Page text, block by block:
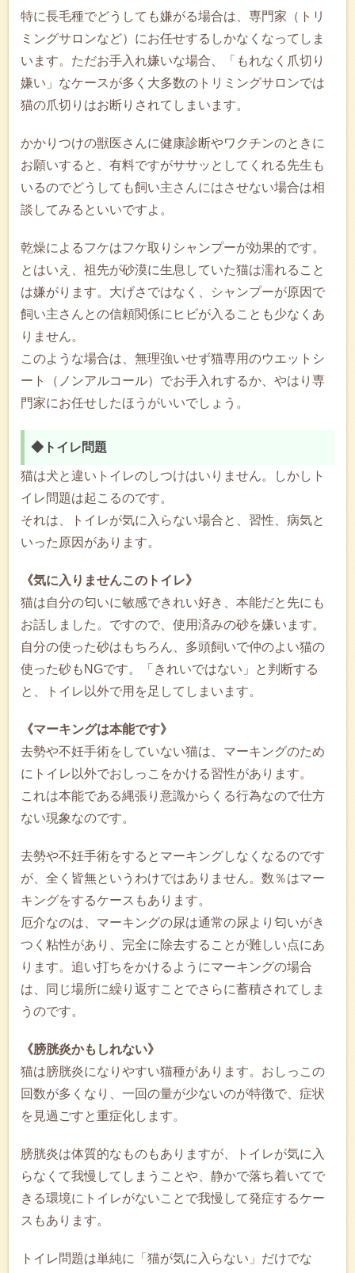
特に長毛種でどうしても嫌がる場合は、専門家（トリ
ミングサロンなど）にお任せするしかなくなってしま
います。ただお手入れ嫌いな場合、「もれなく爪切り
嫌い」なケースが多く大多数のトリミングサロンでは
猫の爪切りはお断りされてしまいます。
かかりつけの獣医さんに健康診断やワクチンのときに
お願いすると、有料ですがササッとしてくれる先生も
いるのでどうしても飼い主さんにはさせない場合は相
談してみるといいですよ。
乾燥によるフケはフケ取りシャンプーが効果的です。
とはいえ、祖先が砂漠に生息していた猫は濡れること
は嫌がります。大げさではなく、シャンプーが原因で
飼い主さんとの信頼関係にヒビが入ることも少なくあ
りません。
このような場合は、無理強いせず猫専用のウエットシ
ート（ノンアルコール）でお手入れするか、やはり専
門家にお任せしたほうがいいでしょう。
◆トイレ問題
猫は犬と違いトイレのしつけはいりません。しかしト
イレ問題は起こるのです。
それは、トイレが気に入らない場合と、習性、病気と
いった原因があります。
《気に入りませんこのトイレ》
猫は自分の匂いに敏感できれい好き、本能だと先にも
お話しました。ですので、使用済みの砂を嫌います。
自分の使った砂はもちろん、多頭飼いで仲のよい猫の
使った砂もNGです。「きれいではない」と判断する
と、トイレ以外で用を足してしまいます。
《マーキングは本能です》
去勢や不妊手術をしていない猫は、マーキングのため
にトイレ以外でおしっこをかける習性があります。
これは本能である縄張り意識からくる行為なので仕方
ない現象なのです。
去勢や不妊手術をするとマーキングしなくなるのです
が、全く皆無というわけではありません。数％はマー
キングをするケースもあります。
厄介なのは、マーキングの尿は通常の尿より匂いがき
つく粘性があり、完全に除去することが難しい点にあ
ります。追い打ちをかけるようにマーキングの場合
は、同じ場所に繰り返すことでさらに蓄積されてしま
うのです。
《膀胱炎かもしれない》
猫は膀胱炎になりやすい猫種があります。おしっこの
回数が多くなり、一回の量が少ないのが特徴で、症状
を見過ごすと重症化します。
膀胱炎は体質的なものもありますが、トイレが気に入
らなくて我慢してしまうことや、静かで落ち着いてで
きる環境にトイレがないことで我慢して発症するケー
スもあります。
トイレ問題は単純に「猫が気に入らない」だけでな